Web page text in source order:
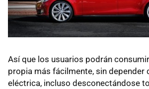
Así que los usuarios podrán
propia más fácilmente, sin depender
eléctrica, incluso desconectándose